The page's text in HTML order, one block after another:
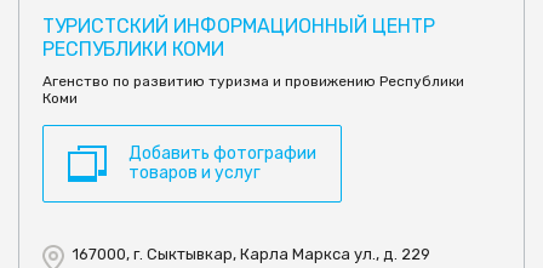
ТУРИСТСКИЙ ИНФОРМАЦИОННЫЙ ЦЕНТР
РЕСПУБЛИКИ КОМИ
Агенство по развитию туризма и провижению Республики
Коми
Добавить фотографии
товаров и услуг
167000, г. Сыктывкар, Карла Маркса ул., д. 229